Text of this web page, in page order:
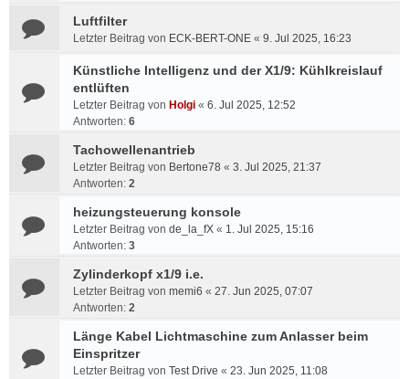
Luftfilter
Letzter Beitrag von ECK-BERT-ONE « 9. Jul 2025, 16:23
Künstliche Intelligenz und der X1/9: Kühlkreislauf
entlüften
Letzter Beitrag von Holgi « 6. Jul 2025, 12:52
Antworten: 6
Tachowellenantrieb
Letzter Beitrag von Bertone78 « 3. Jul 2025, 21:37
Antworten: 2
heizungsteuerung konsole
Letzter Beitrag von de_la_fX « 1. Jul 2025, 15:16
Antworten: 3
Zylinderkopf x1/9 i.e.
Letzter Beitrag von memi6 « 27. Jun 2025, 07:07
Antworten: 2
Länge Kabel Lichtmaschine zum Anlasser beim
Einspritzer
Letzter Beitrag von Test Drive « 23. Jun 2025, 11:08